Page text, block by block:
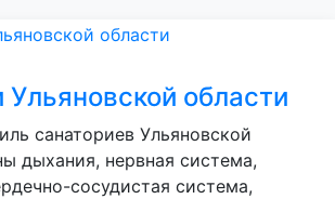
Ульяновской области
санаториев Ульяновской
дыхания, нервная система,
сосудистая система,